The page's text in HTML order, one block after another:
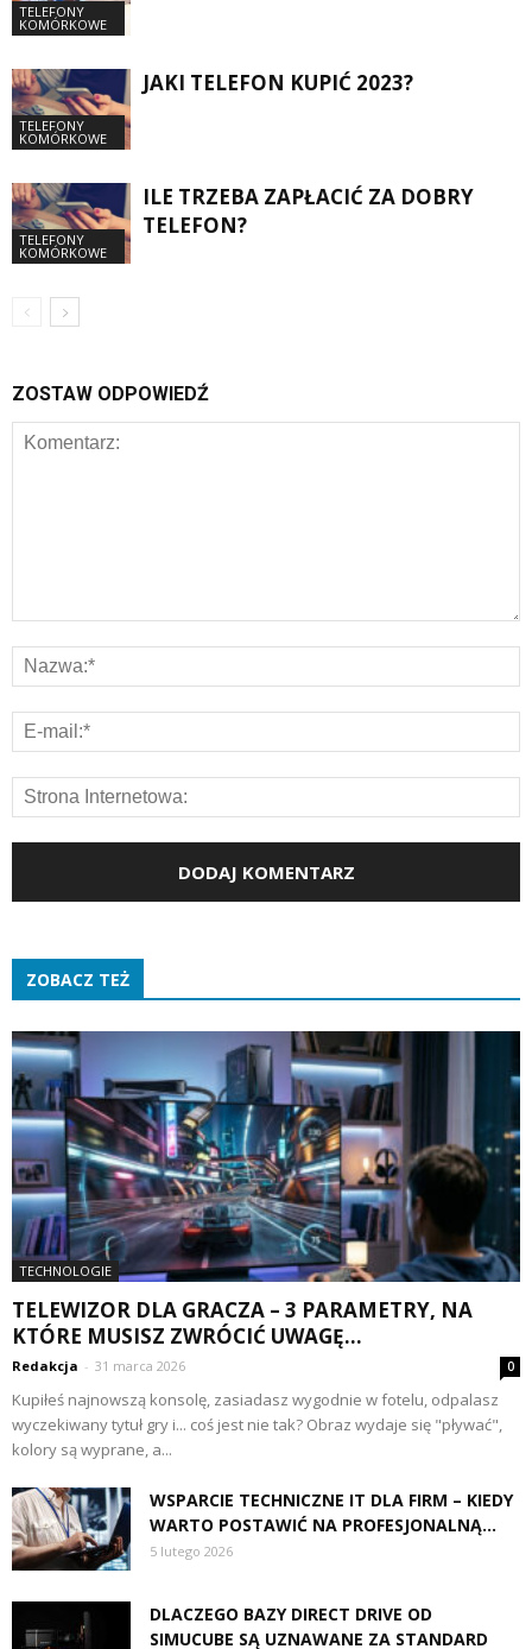
TELEFONY
KOMÓRKOWE
TELEFONY
KOMÓRKOWE
JAKI TELEFON KUPIĆ 2023?
TELEFONY
KOMÓRKOWE
ILE TRZEBA ZAPŁACIĆ ZA DOBRY
TELEFON?
ZOSTAW ODPOWIEDŹ
ZOBACZ TEŻ
TECHNOLOGIE
TELEWIZOR DLA GRACZA – 3 PARAMETRY, NA
KTÓRE MUSISZ ZWRÓCIĆ UWAGĘ...
Redakcja - 31 marca 2026 0
Kupiłeś najnowszą konsolę, zasiadasz wygodnie w fotelu, odpalasz
wyczekiwany tytuł gry i... coś jest nie tak? Obraz wydaje się "pływać",
kolory są wyprane, a...
WSPARCIE TECHNICZNE IT DLA FIRM – KIEDY
WARTO POSTAWIĆ NA PROFESJONALNĄ...
5 lutego 2026
DLACZEGO BAZY DIRECT DRIVE OD
SIMUCUBE SĄ UZNAWANE ZA STANDARD